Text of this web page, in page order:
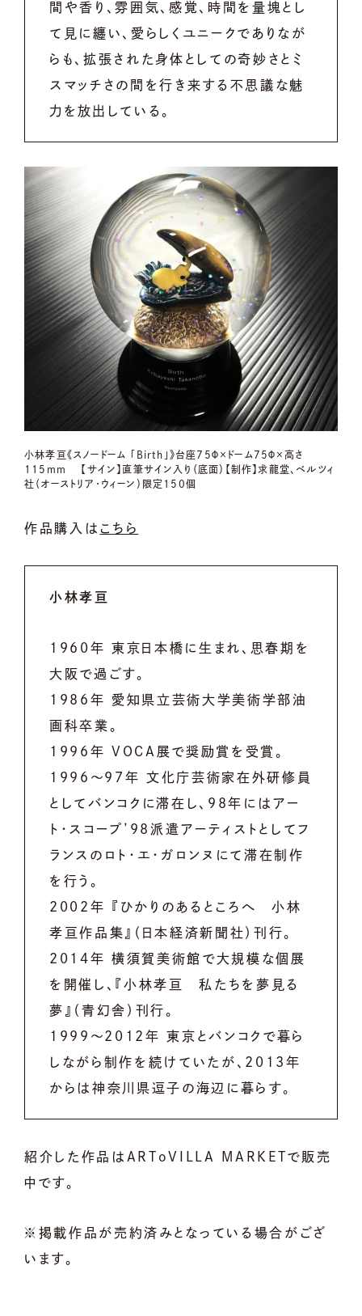
間や香り、雰囲気、感覚、時間を量塊とし
て見に纏い、愛らしくユニークでありなが
らも、拡張された身体としての奇妙さとミ
スマッチさの間を行き来する不思議な魅
力を放出している。
小林孝亘《スノードーム 「Birth」》台座75Φ×ドーム75Φ×高さ
115mm 【サイン】直筆サイン入り（底面）【制作】求龍堂、ベルツィ
社（オーストリア・ウィーン）限定150個
作品購入は こちら
小林孝亘
1960年 東京日本橋に生まれ、思春期を
大阪で過ごす。
1986年 愛知県立芸術大学美術学部油
画科卒業。
1996年 VOCA展で奨励賞を受賞。
1996～97年 文化庁芸術家在外研修員
としてバンコクに滞在し、98年にはアー
ト・スコープ’98派遣アーティストとしてフ
ランスのロト・エ・ガロンヌにて滞在制作
を行う。
2002年 『ひかりのあるところへ 小林
孝亘作品集』（日本経済新聞社）刊行。
2014年 横須賀美術館で大規模な個展
を開催し、『小林孝亘 私たちを夢見る
夢』（青幻舎）刊行。
1999～2012年 東京とバンコクで暮ら
しながら制作を続けていたが、2013年
からは神奈川県逗子の海辺に暮らす。
紹介した作品はARToVILLA
MARKETで販売
中です。
※掲載作品が売約済みとなっている場合がござ
います。